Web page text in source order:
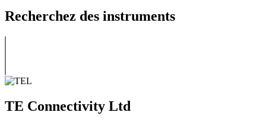
Recherchez des instruments
TE Connectivity Ltd